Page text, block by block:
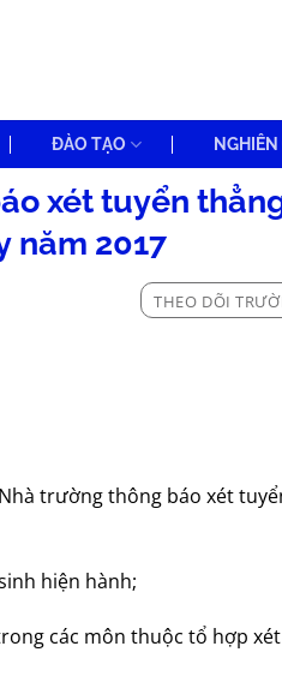
ĐÀO TẠO
xét tuyển
năm 2017
THEO DÕI
trường thông báo xét
hiện hành;
các môn thuộc tổ hợp